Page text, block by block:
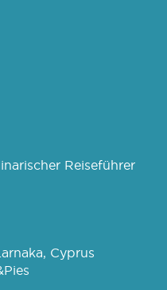
Reiseführer
Cyprus